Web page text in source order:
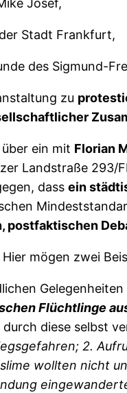
Josef,
Stadt Frankfurt,
des Sigmund-
zu
über ein mit Florian
Landstraße 293/
dassein
postfaktischen
mögen zwei
Flüchtlinge
durch diese selbst
2.
wollten nicht